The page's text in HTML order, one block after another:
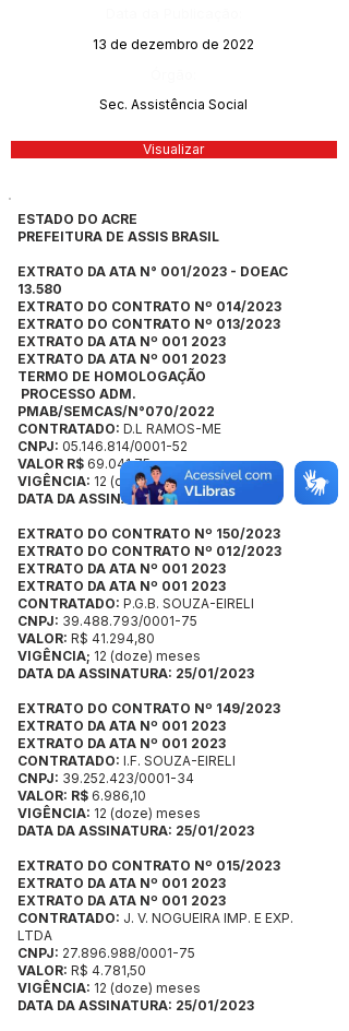
13 de dezembro de 2022
Sec. Assistência Social
Visualizar
ESTADO DO ACRE
PREFEITURA DE ASSIS BRASIL
EXTRATO DA ATA N° 001/2023 - DOEAC
13.580
EXTRATO DO CONTRATO Nº 014/2023
EXTRATO DO CONTRATO Nº 013/2023
EXTRATO DA ATA Nº 001 2023
EXTRATO DA ATA Nº 001 2023
TERMO DE HOMOLOGAÇÃO
PROCESSO ADM.
PMAB/SEMCAS/N°070/2022
CONTRATADO: D.L RAMOS-ME
CNPJ: 05.146.814/0001-52
VALOR R$ 69.041,75
VIGÊNCIA: 12 (doze) meses
DATA DA ASSINATURA: 25/01/2023
EXTRATO DO CONTRATO Nº 150/2023
EXTRATO DO CONTRATO Nº 012/2023
EXTRATO DA ATA Nº 001 2023
EXTRATO DA ATA Nº 001 2023
CONTRATADO: P.G.B. SOUZA-EIRELI
CNPJ: 39.488.793/0001-75
VALOR: R$ 41.294,80
VIGÊNCIA; 12 (doze) meses
DATA DA ASSINATURA: 25/01/2023
EXTRATO DO CONTRATO Nº 149/2023
EXTRATO DA ATA Nº 001 2023
EXTRATO DA ATA Nº 001 2023
CONTRATADO: I.F. SOUZA-EIRELI
CNPJ: 39.252.423/0001-34
VALOR: R$ 6.986,10
VIGÊNCIA: 12 (doze) meses
DATA DA ASSINATURA: 25/01/2023
EXTRATO DO CONTRATO Nº 015/2023
EXTRATO DA ATA Nº 001 2023
EXTRATO DA ATA Nº 001 2023
CONTRATADO: J. V. NOGUEIRA IMP. E EXP.
LTDA
CNPJ: 27.896.988/0001-75
VALOR: R$ 4.781,50
VIGÊNCIA: 12 (doze) meses
DATA DA ASSINATURA: 25/01/2023